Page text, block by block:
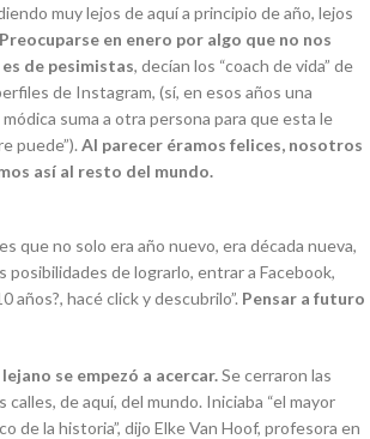
muy lejos de aquí a principio de año, lejos
Preocuparse en enero por algo que no nos
de pesimistas, decían los “coach de vida” de
de Instagram, (sí, en esos años una
suma a otra persona para que esta le
puede”). Al parecer éramos felices, nosotros
así al resto del mundo.
que no solo era año nuevo, era década nueva,
posibilidades de lograrlo, entrar a Facebook,
años?, hacé click y descubrilo”. Pensar a futuro
se empezó a acercar.Se cerraron las
calles, de aquí, del mundo. Iniciaba “el mayor
de la historia”, dijo Elke Van Hoof, profesora en